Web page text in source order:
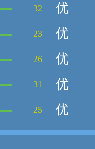
32 优
23 优
26 优
31 优
25 优